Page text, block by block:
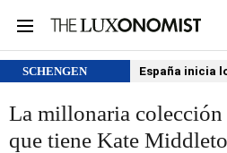
SCHENGEN España inicia
La millonaria colección
que tiene Kate